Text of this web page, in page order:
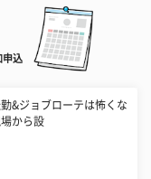
申込
勤&ジョブローテは怖くな
から設